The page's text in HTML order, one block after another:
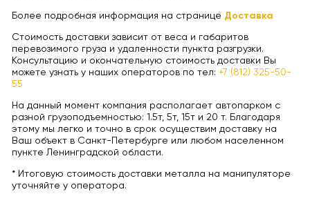
Более подробная информация на странице Доставка
Стоимость доставки зависит от веса и габаритов
перевозимого груза и удаленности пункта разгрузки.
Консультацию и окончательную стоимость доставки Вы
можете узнать у наших операторов по тел: +7 (812) 325-50-
55
На данный момент компания располагает автопарком с
разной грузоподъемностью: 1.5т, 5т, 15т и 20 т. Благодаря
этому мы легко и точно в срок осуществим доставку на
Ваш объект в Санкт-Петербурге или любом населенном
пункте Ленинградской области.
* Итоговую стоимость доставки металла на манипуляторе
уточняйте у оператора.